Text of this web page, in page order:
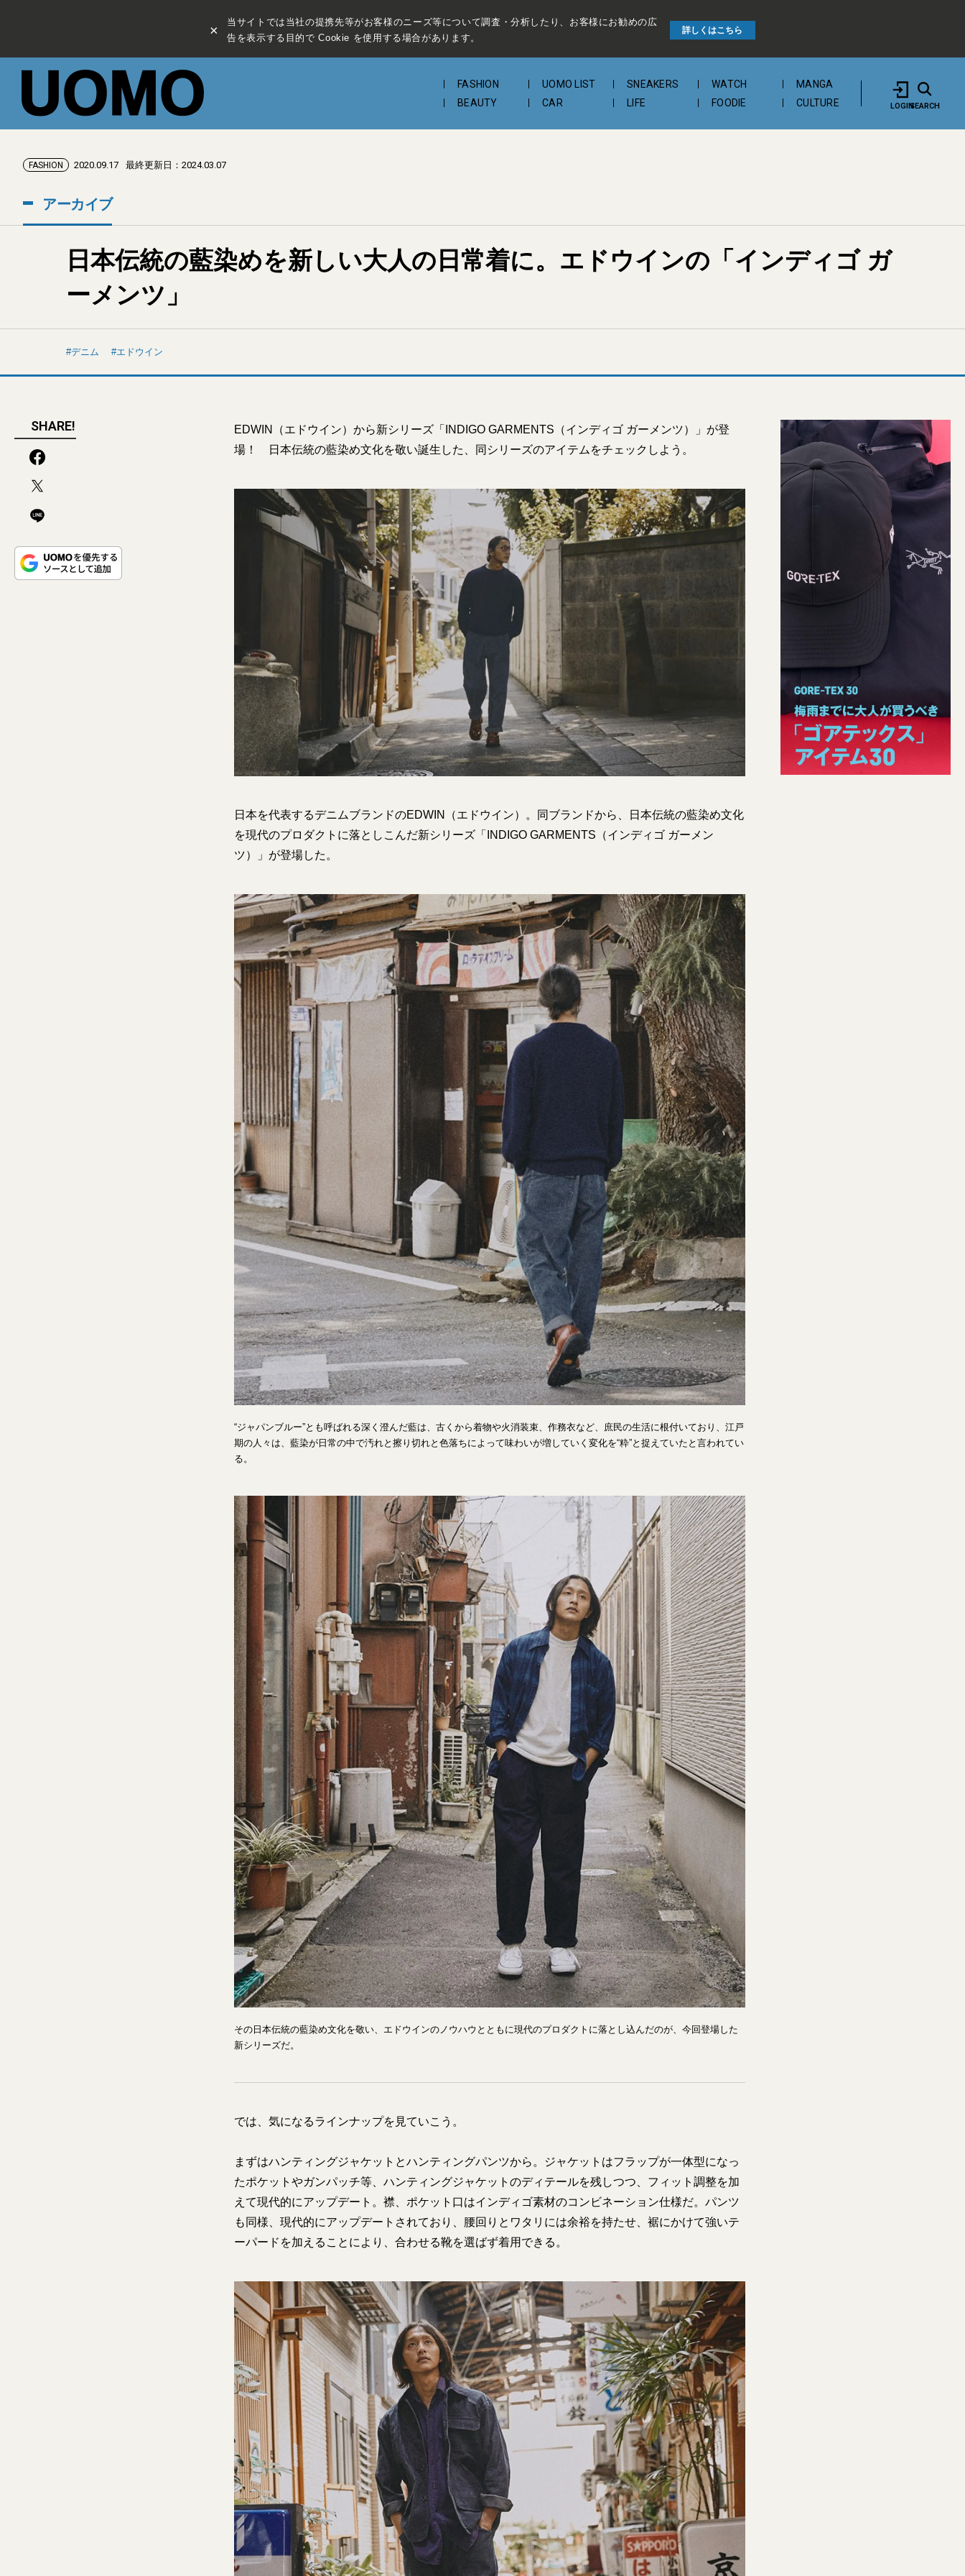
×
当サイトでは当社の提携先等がお客様のニーズ等について調査・分析したり、お客様にお勧めの広
告を表示する目的で Cookie を使用する場合があります。
詳しくはこちら
FASHION UOMO LIST SNEAKERS WATCH
MANGA
BEAUTY
CAR LIFE FOODIE CULTURE LOGINSEARCH
FASHION 2020.09.17 最終更新日：2024.03.07
アーカイブ
日本伝統の藍染めを新しい大人の日常着に。エドウインの「インディゴ ガ
ーメンツ」
デニム エドウイン
SHARE!
EDWIN（エドウイン）から新シリーズ「INDIGO GARMENTS（インディゴ ガーメンツ）」が登
場！ 日本伝統の藍染め文化を敬い誕生した、同シリーズのアイテムをチェックしよう。
日本を代表するデニムブランドのEDWIN（エドウイン）。同ブランドから、日本伝統の藍染め文化
を現代のプロダクトに落としこんだ新シリーズ「INDIGO GARMENTS（インディゴ ガーメン
ツ）」が登場した。
“ジャパンブルー”とも呼ばれる深く澄んだ藍は、古くから着物や火消装束、作務衣など、庶民の生活に根付いており、江戸
期の人々は、藍染が日常の中で汚れと擦り切れと色落ちによって味わいが増していく変化を“粋”と捉えていたと言われてい
る。
その日本伝統の藍染め文化を敬い、エドウインのノウハウとともに現代のプロダクトに落とし込んだのが、今回登場した
新シリーズだ。
では、気になるラインナップを見ていこう。
まずはハンティングジャケットとハンティングパンツから。ジャケットはフラップが一体型になっ
たポケットやガンパッチ等、ハンティングジャケットのディテールを残しつつ、フィット調整を加
えて現代的にアップデート。襟、ポケット口はインディゴ素材のコンビネーション仕様だ。パンツ
も同様、現代的にアップデートされており、腰回りとワタリには余裕を持たせ、裾にかけて強いテ
ーパードを加えることにより、合わせる靴を選ばず着用できる。